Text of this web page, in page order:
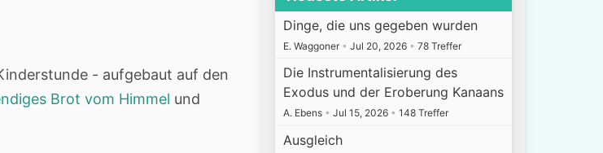
- aufgebaut auf den
Brot vom Himmel und
Dinge, die uns gegeben wurden
E. Waggoner • Jul 20, 2026 • 78 Treffer
Die Instrumentalisierung des
Exodus und der Eroberung Kanaans
A. Ebens • Jul 15, 2026 • 148 Treffer
Ausgleich